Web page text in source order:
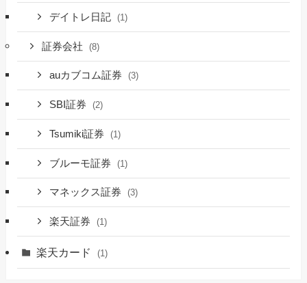
デイトレ日記 (1)
証券会社 (8)
auカブコム証券 (3)
SBI証券 (2)
Tsumiki証券 (1)
ブルーモ証券 (1)
マネックス証券 (3)
楽天証券 (1)
楽天カード (1)